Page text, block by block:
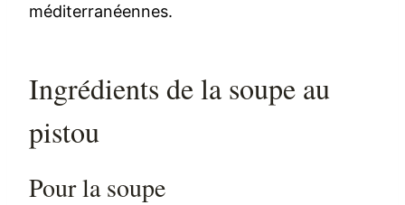
méditerranéennes.
Ingrédients de la soupe au
pistou
Pour la soupe